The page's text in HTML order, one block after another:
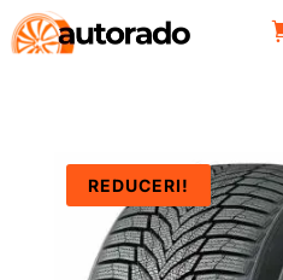
REDUCERI!